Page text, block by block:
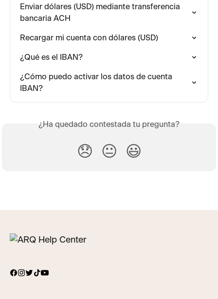
Enviar dólares (USD) mediante transferencia
bancaria ACH
Recargar mi cuenta con dólares (USD)
¿Qué es el IBAN?
¿Cómo puedo activar los datos de cuenta
IBAN?
¿Ha quedado contestada tu pregunta?
😞 😐 😃